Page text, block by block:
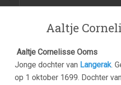
Aaltje
Aaltje Cornelisse Ooms
Jonge dochter van Langerak.
op 1 oktober 1699. Dochter